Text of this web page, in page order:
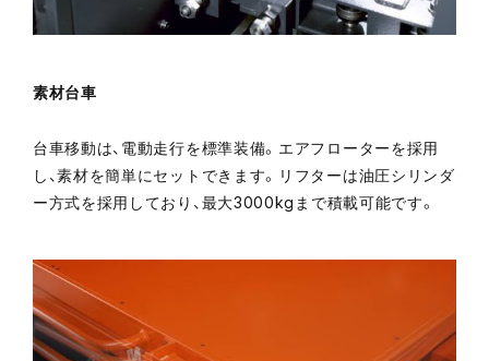
素材台車
台車移動は、電動走行を標準装備。エアフローターを採用
し、素材を簡単にセットできます。リフターは油圧シリンダ
ー方式を採用しており、最大3000kgまで積載可能です。